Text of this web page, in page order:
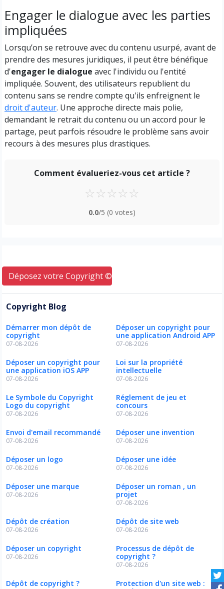
Déposez votre Copyright © ici
Copyright Blog
Démarrer mon dépôt de
copyright
07-08-2026
Déposer un copyright pour
une application Android APP
07-08-2026
Déposer un copyright pour
une application iOS APP
07-08-2026
Loi sur la propriété
intellectuelle
07-08-2026
Le Symbole du Copyright
Logo du copyright
07-08-2026
Réglement de jeu et
concours
07-08-2026
Envoi d'email recommandé
07-08-2026
Déposer une invention
07-08-2026
Déposer un logo
07-08-2026
Déposer une idée
07-08-2026
Déposer une marque
07-08-2026
Déposer un roman , un
projet
07-08-2026
Dépôt de création
07-08-2026
Dépôt de site web
07-08-2026
Déposer un copyright
07-08-2026
Processus de dépôt de
copyright ?
07-08-2026
Dépôt de copyright ?
Protection d'un site web :
Engager le dialogue avec les parties
impliquées
Lorsqu’on se retrouve avec du contenu usurpé, avant de
prendre des mesures juridiques, il peut être bénéfique
d'engager le dialogue avec l'individu ou l'entité
impliquée. Souvent, des utilisateurs republient du
contenu sans se rendre compte qu'ils enfreignent le
droit d'auteur. Une approche directe mais polie,
demandant le retrait du contenu ou un accord pour le
partage, peut parfois résoudre le problème sans avoir
recours à des mesures plus drastiques.
Comment évalueriez-vous cet article ?
☆☆☆☆☆
0.0/5 (0 votes)